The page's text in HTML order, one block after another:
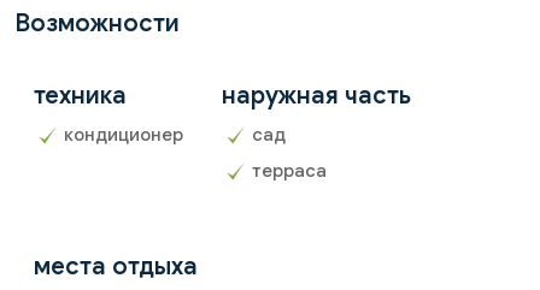
Возможности
техника
кондиционер
наружная часть
сад
терраса
места отдыха